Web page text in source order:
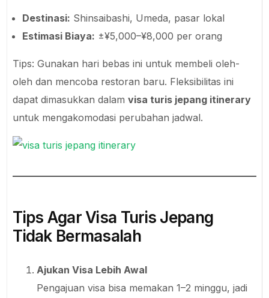
Destinasi: Shinsaibashi, Umeda, pasar lokal
Estimasi Biaya: ±¥5,000–¥8,000 per orang
Tips: Gunakan hari bebas ini untuk membeli oleh-
oleh dan mencoba restoran baru. Fleksibilitas ini
dapat dimasukkan dalamvisa turis jepang itinerary
untuk mengakomodasi perubahan jadwal.
Tips Agar Visa Turis Jepang
Tidak Bermasalah
Ajukan Visa Lebih Awal
Pengajuan visa bisa memakan 1–2 minggu, jadi